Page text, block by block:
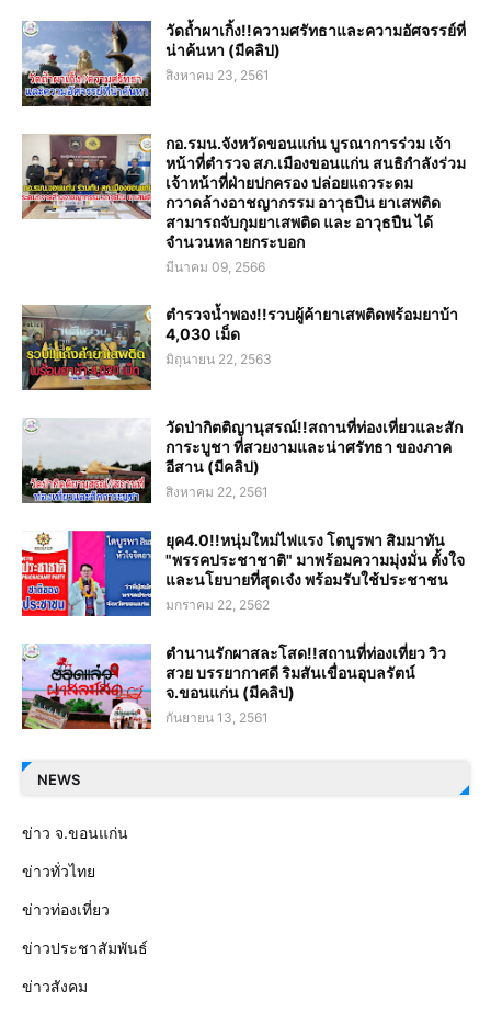
วัดถ้ำผาเกิ้ง!!ความศรัทธาและความอัศจรรย์ที่
น่าค้นหา (มีคลิป)
สิงหาคม 23, 2561
กอ.รมน.จังหวัดขอนแก่น บูรณาการร่วม เจ้า
หน้าที่ตำรวจ สภ.เมืองขอนแก่น สนธิกำลังร่วม
เจ้าหน้าที่ฝ่ายปกครอง ปล่อยแถวระดม
กวาดล้างอาชญากรรม อาวุธปืน ยาเสพติด
สามารถจับกุมยาเสพติด และ อาวุธปืน ได้
จำนวนหลายกระบอก
มีนาคม 09, 2566
ตำรวจน้ำพอง!!รวบผู้ค้ายาเสพติดพร้อมยาบ้า
4,030 เม็ด
มิถุนายน 22, 2563
วัดป่ากิตติญานุสรณ์!!สถานที่ท่องเที่ยวและสัก
การะบูชา ที่สวยงามและน่าศรัทธา ของภาค
อีสาน (มีคลิป)
สิงหาคม 22, 2561
ยุค4.0!!หนุ่มใหม่ไฟแรง โตบูรพา สิมมาทัน
"พรรคประชาชาติ" มาพร้อมความมุ่งมั่น ตั้งใจ
และนโยบายที่สุดเจ๋ง พร้อมรับใช้ประชาชน
มกราคม 22, 2562
ตำนานรักผาสละโสด!!สถานที่ท่องเที่ยว วิว
สวย บรรยากาศดี ริมสันเขื่อนอุบลรัตน์
จ.ขอนแก่น (มีคลิป)
กันยายน 13, 2561
NEWS
ข่าว จ.ขอนแก่น
ข่าวทั่วไทย
ข่าวท่องเที่ยว
ข่าวประชาสัมพันธ์
ข่าวสังคม